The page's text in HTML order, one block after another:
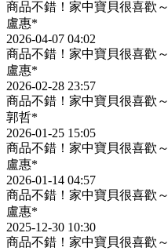
商品不錯！家中寶貝很喜歡～
盧惠*
2026-04-07 04:02
商品不錯！家中寶貝很喜歡～
盧惠*
2026-02-28 23:57
商品不錯！家中寶貝很喜歡～
郭哲*
2026-01-25 15:05
商品不錯！家中寶貝很喜歡～
盧惠*
2026-01-14 04:57
商品不錯！家中寶貝很喜歡～
盧惠*
2025-12-30 10:30
商品不錯！家中寶貝很喜歡～